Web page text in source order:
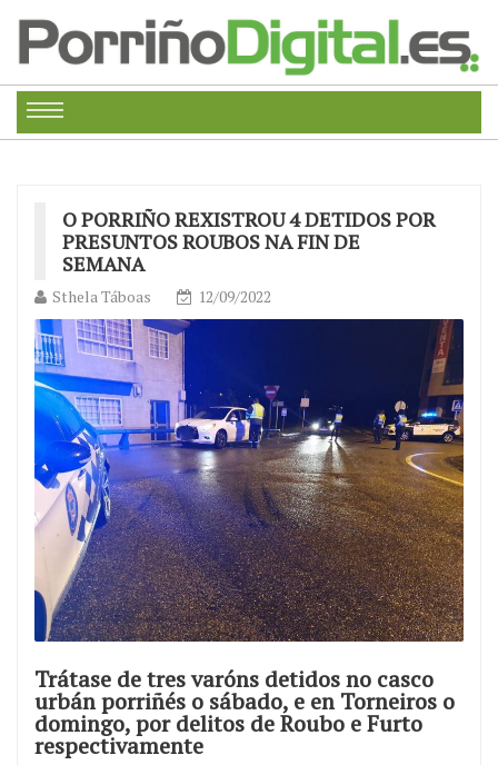
O PORRIÑO REXISTROU 4 DETIDOS POR
PRESUNTOS ROUBOS NA FIN DE
SEMANA
Sthela Táboas 12/09/2022
Trátase de tres varóns detidos no casco
urbán porriñés o sábado, e en Torneiros o
domingo, por delitos de Roubo e Furto
respectivamente